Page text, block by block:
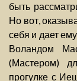
быть
Но вот,
себя и дает
Воландом
(Мастером)
прогулке с